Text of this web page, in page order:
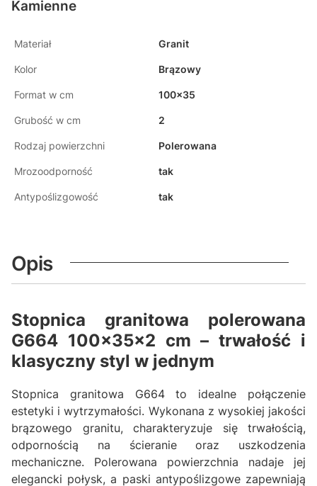
Kamienne
Materiał Granit
Kolor Brązowy
Format w cm 100x35
Grubość w cm 2
Rodzaj powierzchni Polerowana
Mrozoodporność tak
Antypoślizgowość tak
Opis
Stopnica granitowa polerowana
G664 100x35x2 cm – trwałość i
klasyczny styl w jednym
Stopnica granitowa G664 to idealne połączenie
estetyki i wytrzymałości. Wykonana z wysokiej jakości
brązowego granitu, charakteryzuje się trwałością,
odpornością na ścieranie oraz uszkodzenia
mechaniczne. Polerowana powierzchnia nadaje jej
elegancki połysk, a paski antypoślizgowe zapewniają